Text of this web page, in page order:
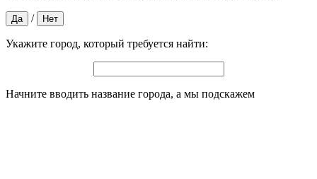
Да / Нет
Укажите город, который требуется найти:
Начните вводить название города, а мы подскажем